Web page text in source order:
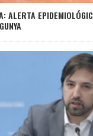
ALERTA